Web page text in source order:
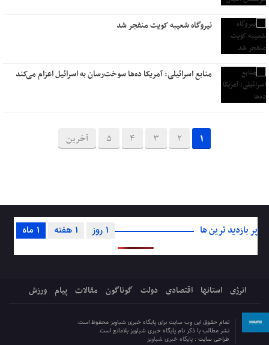
نیروگاه شعیبه کویت منفجر شد
منابع اسرائیلی: آمریکا ده‌ها سوخت‌رسان به اسرائیل اعزام می‌کند
1
2
3
4
5 آخرین
پر بازدید ترین ها 1 ماه 1 هفته 1 روز
انرژی استانها اقتصادی دولت گوناگون مقالات پیام ورزش
تمام حقوق این وب سایت برای پایگاه خبری شباویز محفوظ است.
نشر مطالب با ذکر نام پایگاه خبری شباویز بلامانع است.
طراحی سایت : پایگاه خبری شباویز